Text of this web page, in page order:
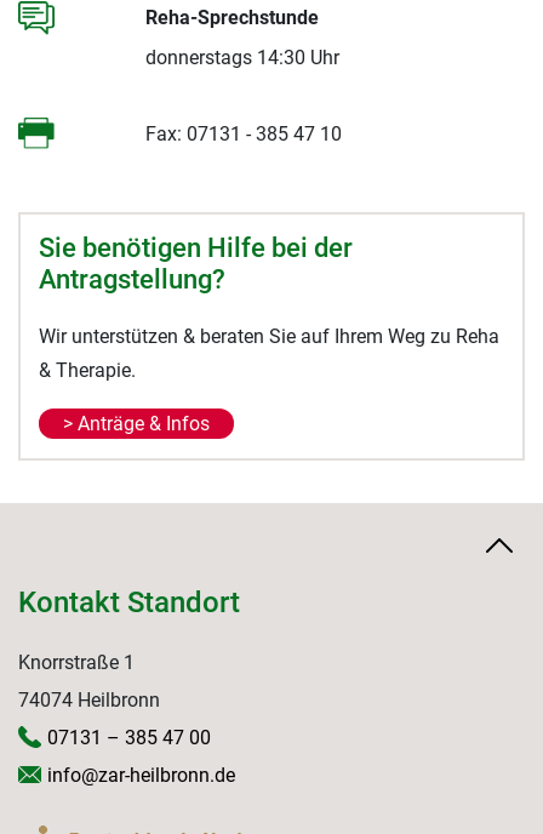
Reha-Sprechstunde
donnerstags 14:30 Uhr
Fax: 07131 - 385 47 10
Sie benötigen Hilfe bei der
Antragstellung?
Wir unterstützen & beraten Sie auf Ihrem Weg zu Reha
& Therapie.
> Anträge & Infos
Kontakt Standort
Knorrstraße 1
74074 Heilbronn
07131 – 385 47 00
info@zar-heilbronn.de